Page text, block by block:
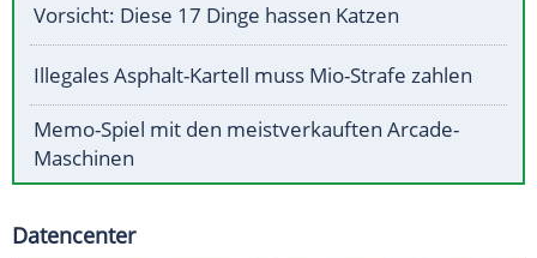
Vorsicht: Diese 17 Dinge hassen Katzen
Illegales Asphalt-Kartell muss Mio-Strafe zahlen
Memo-Spiel mit den meistverkauften Arcade-
Maschinen
Datencenter